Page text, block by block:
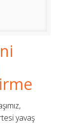
yavaş